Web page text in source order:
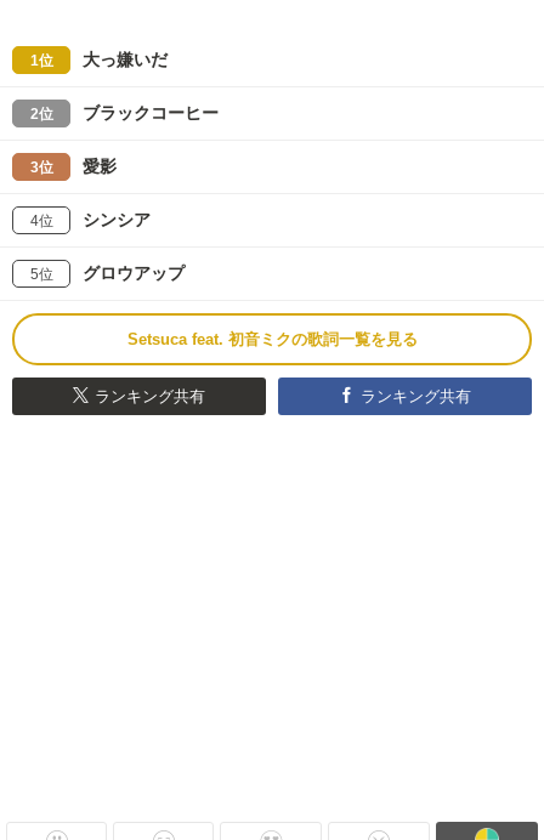
1位 大っ嫌いだ
2位 ブラックコーヒー
3位 愛影
4位 シンシア
5位 グロウアップ
Setsuca feat. 初音ミクの歌詞一覧を見る
ランキング共有 ランキング共有